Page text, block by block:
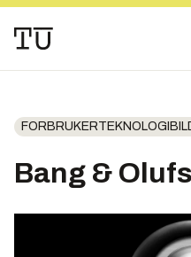
Bang &